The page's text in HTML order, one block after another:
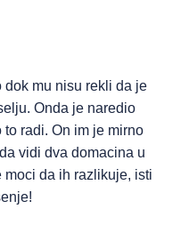
dok mu nisu rekli da je
Onda je naredio
radi. On im je mirno
vidi dva domacina u
da ih razlikuje, isti